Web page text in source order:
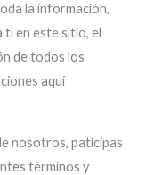
la información,
ti en este sitio, el
de todos los
aquí
nosotros, paticipas
términos y